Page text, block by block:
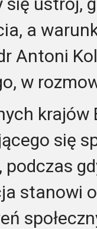
a
Antoni
w
krajów
się
podczas
stanowi